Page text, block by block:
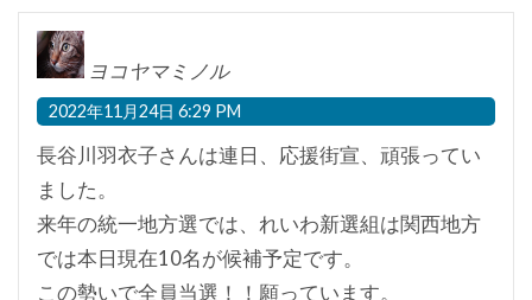
ヨコヤマミノル
2022年11月24日 6:29 PM
長谷川羽衣子さんは連日、応援街宣、頑張ってい
ました。
来年の統一地方選では、れいわ新選組は関西地方
では本日現在10名が候補予定です。
この勢いで全員当選！！願っています。